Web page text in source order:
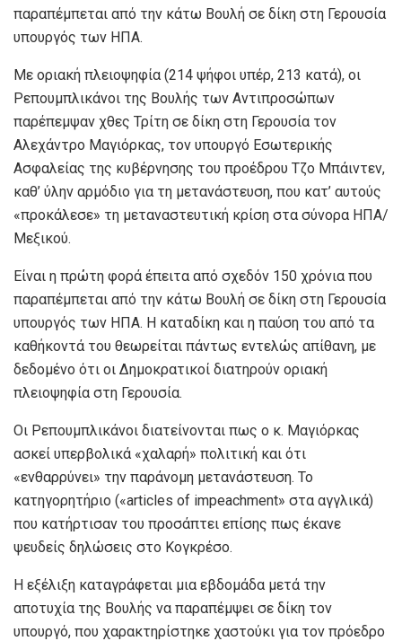
παραπέμπεται από την κάτω Βουλή σε δίκη στη Γερουσία
υπουργός των ΗΠΑ.
Με οριακή πλειοψηφία (214 ψήφοι υπέρ, 213 κατά), οι
Ρεπουμπλικάνοι της Βουλής των Αντιπροσώπων
παρέπεμψαν χθες Τρίτη σε δίκη στη Γερουσία τον
Αλεχάντρο Μαγιόρκας, τον υπουργό Εσωτερικής
Ασφαλείας της κυβέρνησης του προέδρου Τζο Μπάιντεν,
καθ’ ύλην αρμόδιο για τη μετανάστευση, που κατ’ αυτούς
«προκάλεσε» τη μεταναστευτική κρίση στα σύνορα ΗΠΑ/
Μεξικού.
Είναι η πρώτη φορά έπειτα από σχεδόν 150 χρόνια που
παραπέμπεται από την κάτω Βουλή σε δίκη στη Γερουσία
υπουργός των ΗΠΑ. Η καταδίκη και η παύση του από τα
καθήκοντά του θεωρείται πάντως εντελώς απίθανη, με
δεδομένο ότι οι Δημοκρατικοί διατηρούν οριακή
πλειοψηφία στη Γερουσία.
Οι Ρεπουμπλικάνοι διατείνονται πως ο κ. Μαγιόρκας
ασκεί υπερβολικά «χαλαρή» πολιτική και ότι
«ενθαρρύνει» την παράνομη μετανάστευση. Το
κατηγορητήριο («articles of impeachment» στα αγγλικά)
που κατήρτισαν του προσάπτει επίσης πως έκανε
ψευδείς δηλώσεις στο Κογκρέσο.
Η εξέλιξη καταγράφεται μια εβδομάδα μετά την
αποτυχία της Βουλής να παραπέμψει σε δίκη τον
υπουργό, που χαρακτηρίστηκε χαστούκι για τον πρόεδρο